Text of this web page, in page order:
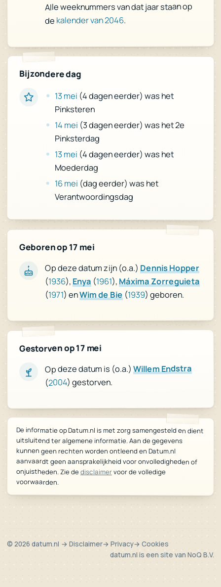
Alle weeknummers van dat jaar staan op
de kalender van 2046.
Bijzondere dag
13 mei (4 dagen eerder) was het
Pinksteren
14 mei (3 dagen eerder) was het 2e
Pinksterdag
13 mei (4 dagen eerder) was het
Moederdag
16 mei (dag eerder) was het
Verantwoordingsdag
Geboren op 17 mei
Op deze datum zijn (o.a.) Dennis Hopper
(1936), Enya (1961), Máxima Zorreguieta
(1971) enWim de Bie (1939) geboren.
Gestorven op 17 mei
Op deze datum is (o.a.)Willem Endstra
(2004) gestorven.
De informatie op Datum.nl is met zorg samengesteld en dient
uitsluitend ter algemene informatie. Aan de gegevens
kunnen geen rechten worden ontleend en Datum.nl
aanvaardt geen aansprakelijkheid voor onvolledigheden of
onjuistheden. Zie de disclaimervoor de volledige
voorwaarden.
© 2026 datum.nl → Disclaimer→ Privacy→ Cookies
datum.nl is een site van NoQ B.V.